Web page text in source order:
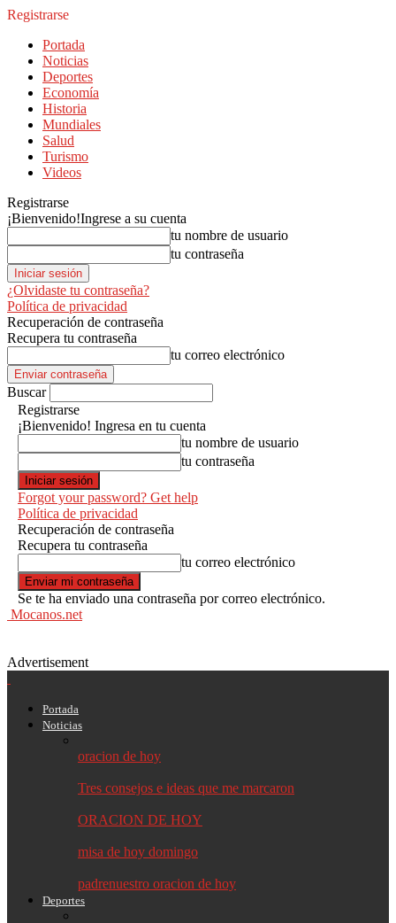
Registrarse
Portada
Noticias
Deportes
Economía
Historia
Mundiales
Salud
Turismo
Videos
Registrarse
¡Bienvenido!Ingrese a su cuenta
tu nombre de usuario
tu contraseña
¿Olvidaste tu contraseña?
Política de privacidad
Recuperación de contraseña
Recupera tu contraseña
tu correo electrónico
Buscar
Registrarse
¡Bienvenido! Ingresa en tu cuenta
tu nombre de usuario
tu contraseña
Forgot your password? Get help
Política de privacidad
Recuperación de contraseña
Recupera tu contraseña
tu correo electrónico
Se te ha enviado una contraseña por correo electrónico.
Mocanos.net
Advertisement
Portada
Noticias
oracion de hoy
Tres consejos e ideas que me marcaron
ORACION DE HOY
misa de hoy domingo
padrenuestro oracion de hoy
Deportes